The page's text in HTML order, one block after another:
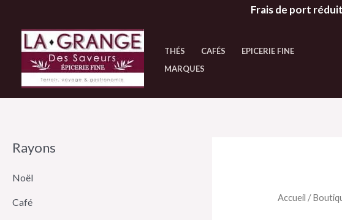
contenu
Frais de port
THÉS CAFÉS
EPICERIE FINE
MARQUES
Rayons
Noël
Café Accueil /